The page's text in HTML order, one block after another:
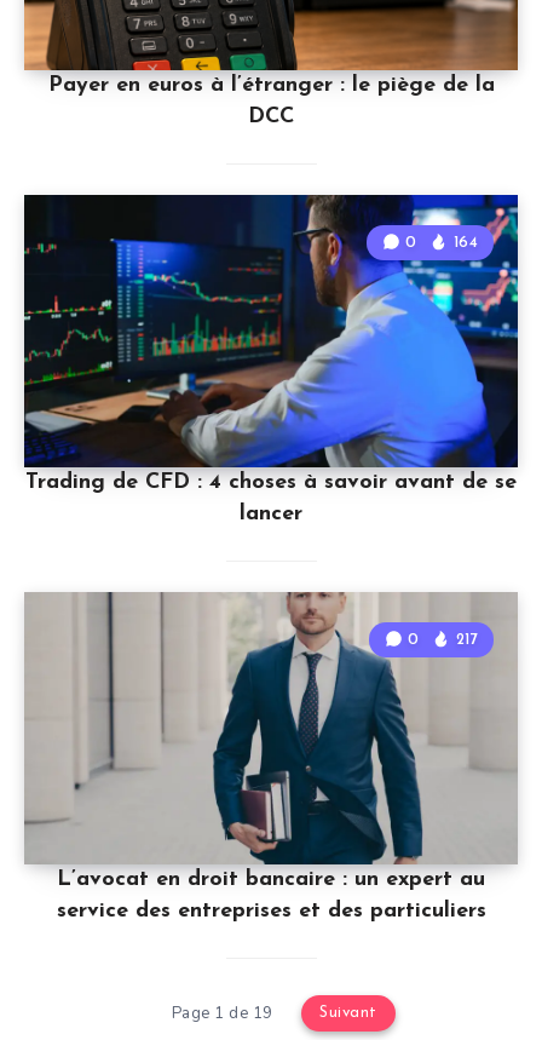
Payer en euros à l’étranger : le piège de la
DCC
Trading de CFD : 4 choses à savoir avant de se
lancer
0 164
L’avocat en droit bancaire : un expert au
service des entreprises et des particuliers
0 217
Page 1 de 19 Suivant